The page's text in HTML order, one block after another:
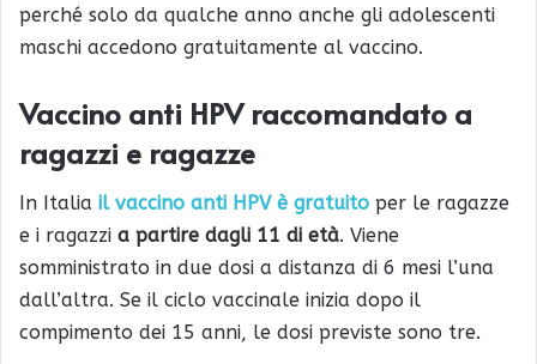
perché solo da qualche anno anche gli adolescenti
maschi accedono gratuitamente al vaccino.
Vaccino anti HPV raccomandato a
ragazzi e ragazze
In Italia il vaccino anti HPV è gratuito per le ragazze
e i ragazzi a partire dagli 11 di età. Viene
somministrato in due dosi a distanza di 6 mesi l’una
dall’altra. Se il ciclo vaccinale inizia dopo il
compimento dei 15 anni, le dosi previste sono tre.